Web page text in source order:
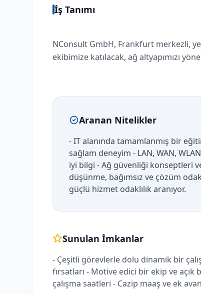
İş Tanımı
NConsult GmbH, Frankfurt merkezli,
ekibimize katılacak, ağ altyapımızı
Aranan Nitelikler
- IT alanında tamamlanmış bir
sağlam deneyim - LAN, WAN,
iyi bilgi - Ağ güvenliği konseptleri
düşünme, bağımsız ve çözüm
güçlü hizmet odaklılık aranıyor.
Sunulan İmkanlar
- Çeşitli görevlerle dolu dinamik bir
fırsatları - Motive edici bir ekip ve
çalışma saatleri - Cazip maaş ve ek